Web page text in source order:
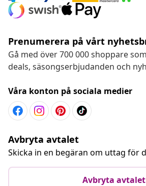
Prenumerera på vårt
Gå med över 700 000 shoppare
deals, säsongserbjudanden och
Våra konton på sociala medier
Avbryta avtalet
Skicka in en begäran om uttag för
Avbryta avtalet